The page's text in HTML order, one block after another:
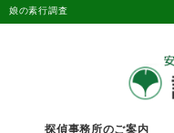
娘の素行調査
探偵事務所のご案内